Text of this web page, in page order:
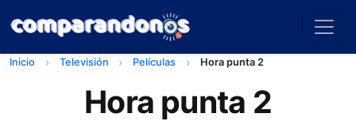
Inicio Televisión Películas Hora punta 2
Hora punta 2